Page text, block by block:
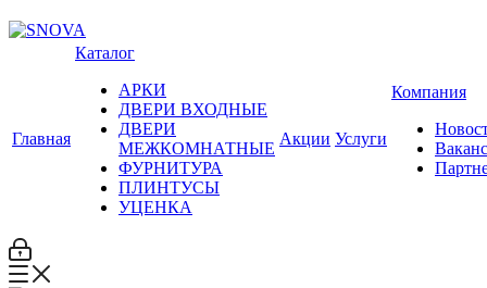
Главная
Каталог
АРКИ
ДВЕРИ ВХОДНЫЕ
ДВЕРИ
МЕЖКОМНАТНЫЕ
ФУРНИТУРА
ПЛИНТУСЫ
УЦЕНКА
Акции Услуги
Компания